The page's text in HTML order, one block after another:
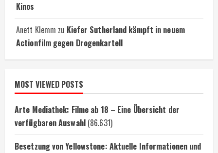
Kinos
Anett Klemm zu Kiefer Sutherland kämpft in neuem
Actionfilm gegen Drogenkartell
MOST VIEWED POSTS
Arte Mediathek: Filme ab 18 – Eine Übersicht der
verfügbaren Auswahl (86.631)
Besetzung von Yellowstone: Aktuelle Informationen und